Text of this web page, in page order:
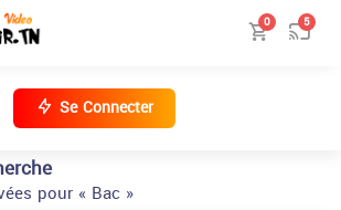
0 5
Se Connecter
pour « Bac »